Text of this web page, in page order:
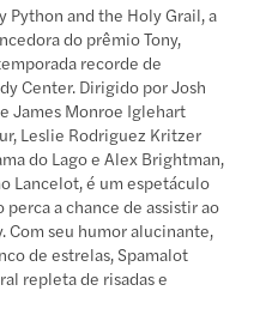
Python and the Holy Grail, a
do prêmio Tony,
recorde de
Center. Dirigido por Josh
James Monroe Iglehart
Leslie Rodriguez Kritzer
do Lago e Alex Brightman,
Lancelot, é um espetáculo
a chance de assistir ao
Com seu humor alucinante,
de estrelas, Spamalot
repleta de risadas e